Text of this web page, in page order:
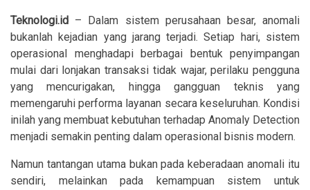
Teknologi.id – Dalam sistem perusahaan besar, anomali
bukanlah kejadian yang jarang terjadi. Setiap hari, sistem
operasional menghadapi berbagai bentuk penyimpangan
mulai dari lonjakan transaksi tidak wajar, perilaku pengguna
yang mencurigakan, hingga gangguan teknis yang
memengaruhi performa layanan secara keseluruhan. Kondisi
inilah yang membuat kebutuhan terhadap Anomaly Detection
menjadi semakin penting dalam operasional bisnis modern.
Namun tantangan utama bukan pada keberadaan anomali itu
sendiri, melainkan pada kemampuan sistem untuk